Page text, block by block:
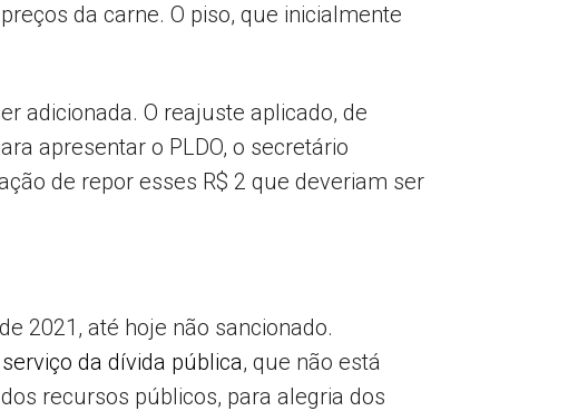
da carne. O piso, que inicialmente
adicionada. O reajuste aplicado, de
apresentar o PLDO, o secretário
de repor esses R$ 2 que deveriam ser
2021, até hoje não sancionado.
da dívida pública, que não está
recursos públicos, para alegria dos